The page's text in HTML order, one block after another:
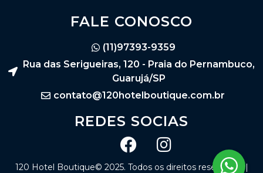
FALE CONOSCO
(11)97393-9359
Rua das Serigueiras, 120 - Praia do Pernambuco,
Guarujá/SP
contato@120hotelboutique.com.br
REDES SOCIAS
120 Hotel Boutique© 2025. Todos os direitos reservados |